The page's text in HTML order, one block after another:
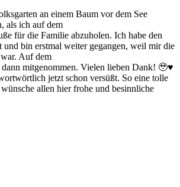
an einem Baum vor dem See
als ich auf dem
für die Familie abzuholen. Ich habe den
und bin erstmal weiter gegangen, weil mir die
Auf dem
mitgenommen. Vielen lieben Dank! 🥹♥️
jetzt schon versüßt. So eine tolle
allen hier frohe und besinnliche